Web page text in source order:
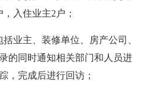
入住业主2户；
业主、装修单位、房产公司、
的同时通知相关部门和人员进
，完成后进行回访；